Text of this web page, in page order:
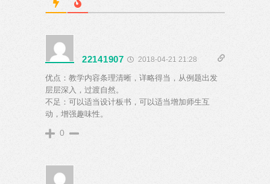
22141907 2018-04-21 21:28
优点：教学内容条理清晰，详略得当，从例题出发
层层深入，过渡自然。
不足：可以适当设计板书，可以适当增加师生互
动，增强趣味性。
0